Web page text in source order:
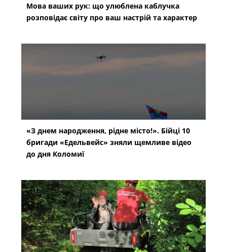
Мова ваших рук: що улюблена каблучка
розповідає світу про ваш настрій та характер
«З днем народження, рідне місто!». Бійці 10
бригади «Едельвейс» зняли щемливе відео
до дня Коломиї